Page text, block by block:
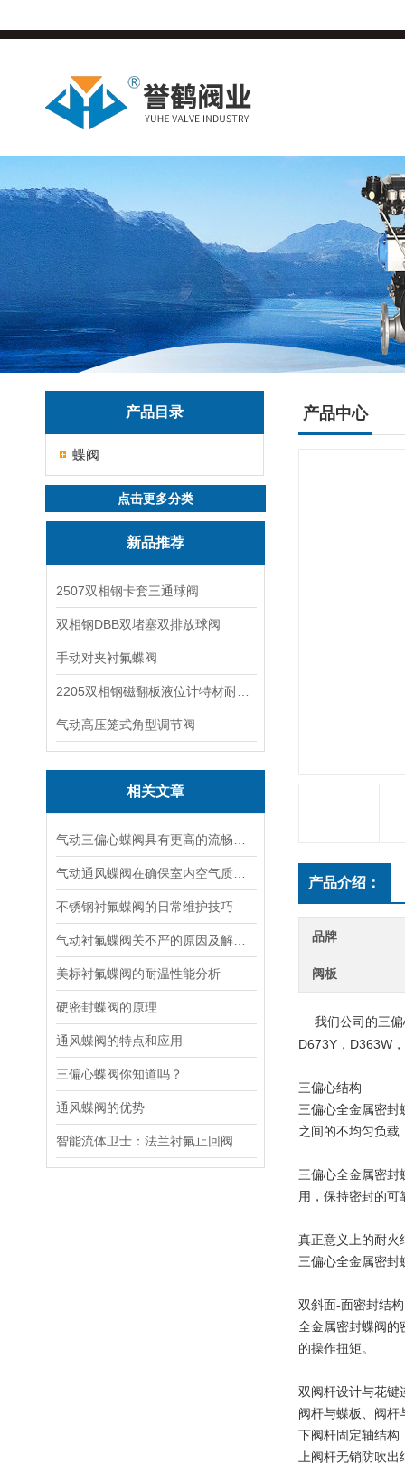
产品目录
蝶阀
点击更多分类
新品推荐
2507双相钢卡套三通球阀
双相钢DBB双堵塞双排放球阀
手动对夹衬氟蝶阀
气动高压笼式角型调节阀
相关文章
不锈钢衬氟蝶阀的日常维护技巧
美标衬氟蝶阀的耐温性能分析
硬密封蝶阀的原理
通风蝶阀的特点和应用
三偏心蝶阀你知道吗？
通风蝶阀的优势
产品中心
产品介绍：
品牌
阀板
我们公司的三
D673Y，D363W
三偏心结构
三偏心全金属密封
之间的不均匀负载
三偏心全金属密封
用，保持密封的
真正意义上的耐火
三偏心全金属密封
双斜面-面密封结构
全金属密封蝶阀的
的操作扭矩。
双阀杆设计与花键
阀杆与蝶板、阀杆
下阀杆固定轴结构
上阀杆无销防吹